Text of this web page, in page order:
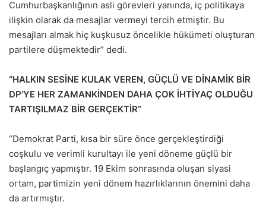
Cumhurbaşkanlığının asli görevleri yanında, iç politikaya
ilişkin olarak da mesajlar vermeyi tercih etmiştir. Bu
mesajları almak hiç kuşkusuz öncelikle hükümeti oluşturan
partilere düşmektedir” dedi.
“HALKIN SESİNE KULAK VEREN, GÜÇLÜ VE DİNAMİK BİR
DP’YE HER ZAMANKİNDEN DAHA ÇOK İHTİYAÇ OLDUĞU
TARTIŞILMAZ BİR GERÇEKTİR”
“Demokrat Parti, kısa bir süre önce gerçekleştirdiği
coşkulu ve verimli kurultayı ile yeni döneme güçlü bir
başlangıç yapmıştır. 19 Ekim sonrasında oluşan siyasi
ortam, partimizin yeni dönem hazırlıklarının önemini daha
da artırmıştır.